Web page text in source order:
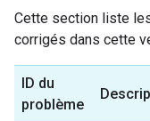
Cette section liste
corrigés dans cette
ID du
problème